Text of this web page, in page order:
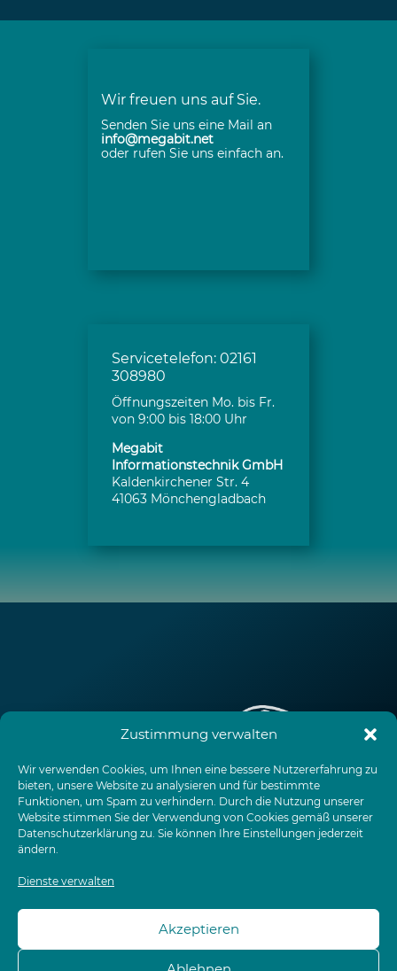
Zustimmung verwalten
Wir verwenden Cookies, um Ihnen eine bessere Nutzererfahrung zu
bieten, unsere Website zu analysieren und für bestimmte
Funktionen, um Spam zu verhindern. Durch die Nutzung unserer
Website stimmen Sie der Verwendung von Cookies gemäß unserer
Datenschutzerklärung zu. Sie können Ihre Einstellungen jederzeit
ändern.
Dienste verwalten
Akzeptieren
Wir freuen uns auf Sie.
Senden Sie uns eine Mail an
info@megabit.net
oder rufen Sie uns einfach an.
Servicetelefon: 02161
308980
Öffnungszeiten Mo. bis Fr.
von 9:00 bis 18:00 Uhr
Megabit
Informationstechnik GmbH
Kaldenkirchener Str. 4
41063 Mönchengladbach
Impressum
Datenschutzerklärung
EU-Cookie-Richtlinie
AGB
Terminvereinbarung
Full Service
Open Megabit
Unser Leistungsangebot richtet sich ausschließlich an Unternehmen und
© MEGABIT Informationstechnik 2026